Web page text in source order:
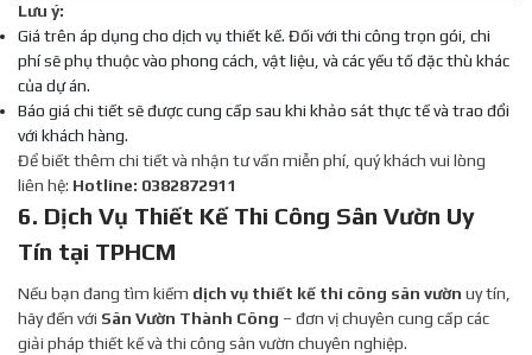
Lưu ý:
Giá trên áp dụng cho dịch vụ thiết kế. Đối với thi công trọn gói, chi
phí sẽ phụ thuộc vào phong cách, vật liệu, và các yếu tố đặc thù khác
của dự án.
Báo giá chi tiết sẽ được cung cấp sau khi khảo sát thực tế và trao đổi
với khách hàng.
Để biết thêm chi tiết và nhận tư vấn miễn phí, quý khách vui lòng
liên hệ: Hotline: 0382872911
6. Dịch Vụ Thiết Kế Thi Công Sân Vườn Uy
Tín tại TPHCM
Nếu bạn đang tìm kiếm dịch vụ thiết kế thi công sân vườn uy tín,
hãy đến với Sân Vườn Thành Công – đơn vị chuyên cung cấp các
giải pháp thiết kế và thi công sân vườn chuyên nghiệp.